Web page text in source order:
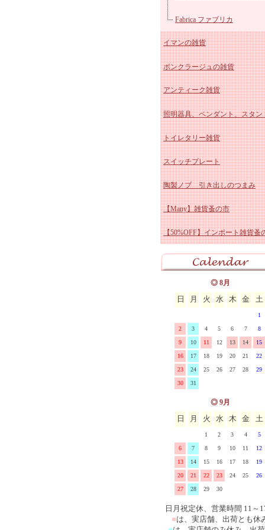
マニー クリスマス陶器
マニー ペイザージュ・ア
ローズ
マニー ブルーミングガーデ
マニーレコルトシリーズ
マニー プロヴァンス
マニー チェリーシリーズ
マニー デイジー陶磁器&
ス
マニー クリサンテーム
マニーポショアール・ド・
ーズ
マニー エルブシリーズ
マニー ヴィオレ 陶器、
マニー ブロドリー(刺繍)シ
ーズ
マニー エンボス&レース
マニー シャンドファミーユ
マニー ベアシリーズ
マニー その他の陶器ガラス
マニー その他布製品
ユ
Fabrica ファブリカ
イマンの雑貨
イマン かほり 陶器、ホ
ー
イマン しおりシリーズ
イマンももかシリーズ
イマン ビビアン 陶器、
ロー
イマン スミレ 陶器、ホ
ー
イマン エマ 陶器、ホー
イマン プリンセスローズ
イマン ダイアナローズ
器、ホーロー
イマン イザベラ 陶器
イマン クラリス 陶器、ホ
ロー
イマン ローズバスケット
器、ホーロー
イマン ローレライ ガラス
イマンその他の雑貨
ボンクラージュの雑貨
アンティーク雑貨
アンティーク スージーク
ー
アンティーク ブルー&ホ
ト
アンティーク ホーロー雑
アンティーク 陶器雑貨
アンティーク その他
照明器具、ペンダント、スタン
トイレタリー雑貨
スイッチプレート
陶製ノブ 引き出しのつまみ
【Many】雑貨蚤の市
【50%OFF】インポート雑貨蚤
◎ 8月
日 月 火 水 木 金 土
1
2 3 4 5 6 7 8
9 10 11 12 13 14 15
16 17 18 19 20 21 22
23 24 25 26 27 28 29
30 31
◎ 9月
日 月 火 水 木 金 土
1 2 3 4 5
6 7 8 9 10 11 12
13 14 15 16 17 18 19
20 21 22 23 24 25 26
27 28 29 30
日月祝定休、営業時間 11～
■は、実店舗、出荷とも休